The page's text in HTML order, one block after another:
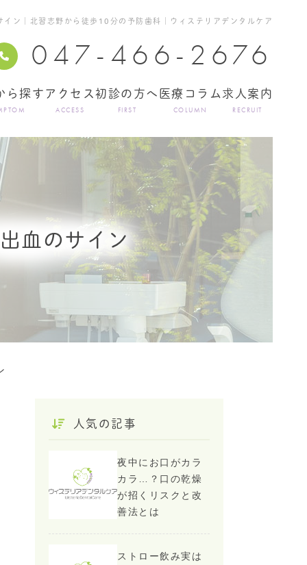
ン｜北習志野から徒歩10分の予防歯科｜ウィステリアデンタルケア
047-466-2676
ら探す アクセス
ACCESS
初診の方へ
FIRST
医療コラム
COLUMN
求人案内
RECRUIT
血のサイン
人気の記事
夜中にお口がカラ
カラ…？口の乾燥
が招くリスクと改
善法とは
ストロー飲み実は